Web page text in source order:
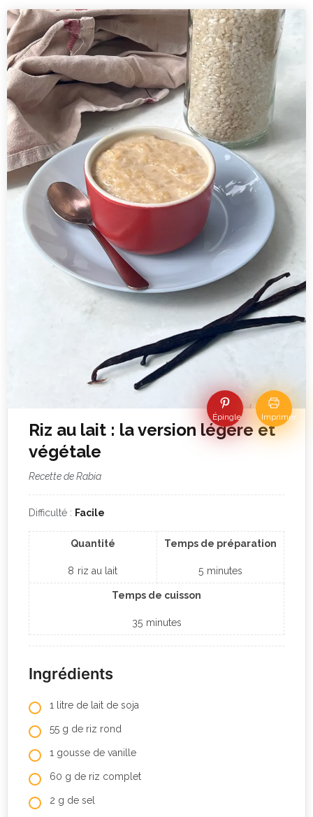
Épingle Imprimer
Riz au lait : la version légère et
végétale
Recette de Rabia
Difficulté : Facile
Quantité
8 riz au lait
Temps de préparation
5 minutes
Temps de cuisson
35 minutes
Ingrédients
1 litre de lait de soja
55 g de riz rond
1 gousse de vanille
60 g de riz complet
2 g de sel